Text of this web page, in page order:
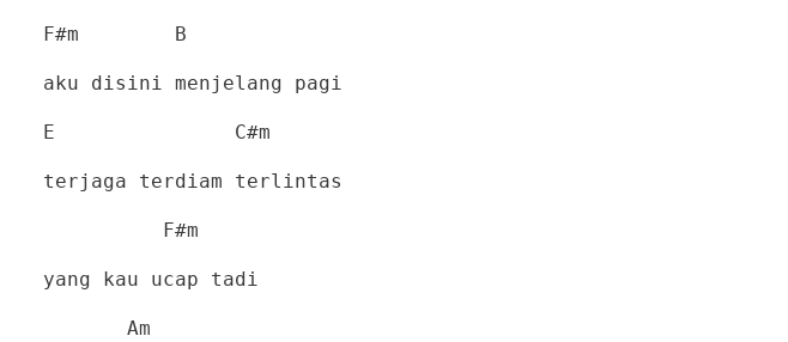
F#m B
aku disini menjelang pagi
E C#m
terjaga terdiam terlintas
F#m
yang kau ucap tadi
Am